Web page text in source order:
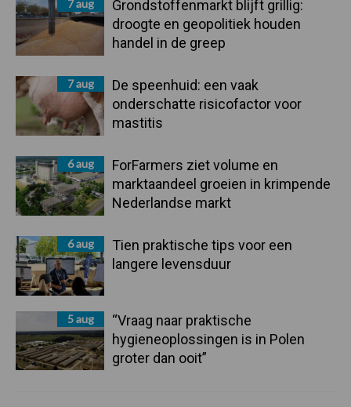
7 aug
Grondstoffenmarkt blijft grillig:
droogte en geopolitiek houden
handel in de greep
7 aug
De speenhuid: een vaak
onderschatte risicofactor voor
mastitis
6 aug
ForFarmers ziet volume en
marktaandeel groeien in krimpende
Nederlandse markt
6 aug
Tien praktische tips voor een
langere levensduur
5 aug
“Vraag naar praktische
hygieneoplossingen is in Polen
groter dan ooit”